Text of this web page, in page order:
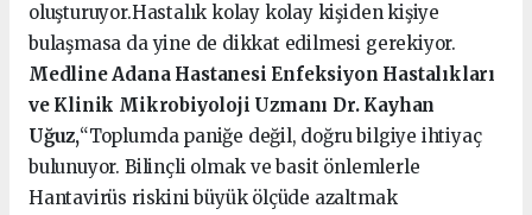
oluşturuyor.Hastalık kolay kolay kişiden kişiye
bulaşmasa da yine de dikkat edilmesi gerekiyor.
Medline Adana Hastanesi Enfeksiyon Hastalıkları
ve Klinik Mikrobiyoloji Uzmanı Dr. Kayhan
Uğuz,“Toplumda paniğe değil, doğru bilgiye ihtiyaç
bulunuyor. Bilinçli olmak ve basit önlemlerle
Hantavirüs riskini büyük ölçüde azaltmak